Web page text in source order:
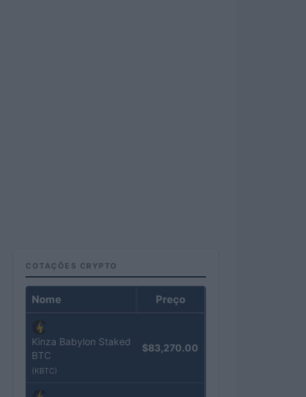
COTAÇÕES CRYPTO
Nome Preço
Kinza Babylon Staked
BTC
(KBTC)
$83,270.00